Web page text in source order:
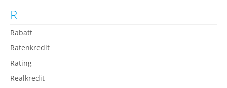
R
Rabatt
Ratenkredit
Rating
Realkredit